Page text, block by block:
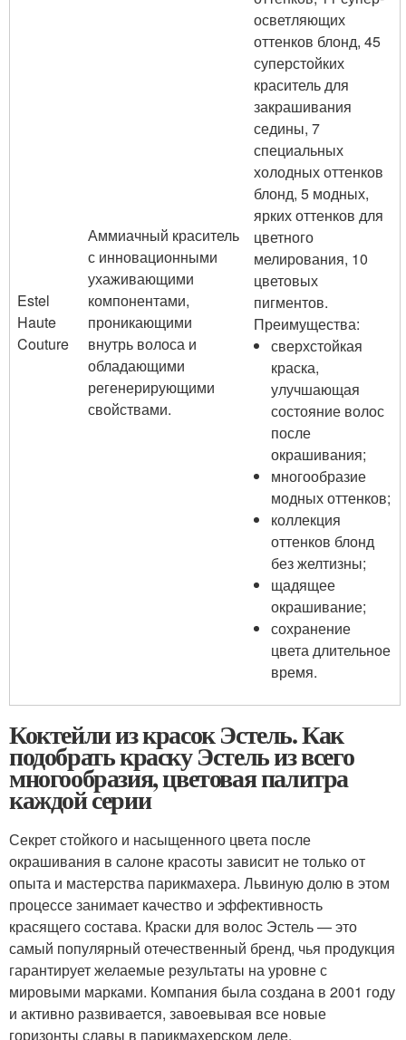
Estel
Haute
Couture
Аммиачный краситель
с инновационными
ухаживающими
компонентами,
проникающими
внутрь волоса и
обладающими
регенерирующими
свойствами.
осветляющих
оттенков блонд, 45
суперстойких
краситель для
закрашивания
седины, 7
специальных
холодных оттенков
блонд, 5 модных,
ярких оттенков для
цветного
мелирования, 10
цветовых
пигментов.
Преимущества:
сверхстойкая
краска,
улучшающая
состояние волос
после
окрашивания;
многообразие
модных оттенков;
коллекция
оттенков блонд
без желтизны;
щадящее
окрашивание;
сохранение
цвета длительное
время.
Коктейли из красок Эстель. Как
подобрать краску Эстель из всего
многообразия, цветовая палитра
каждой серии
Секрет стойкого и насыщенного цвета после
окрашивания в салоне красоты зависит не только от
опыта и мастерства парикмахера. Львиную долю в этом
процессе занимает качество и эффективность
красящего состава. Краски для волос Эстель — это
самый популярный отечественный бренд, чья продукция
гарантирует желаемые результаты на уровне с
мировыми марками. Компания была создана в 2001 году
и активно развивается, завоевывая все новые
горизонты славы в парикмахерском деле.